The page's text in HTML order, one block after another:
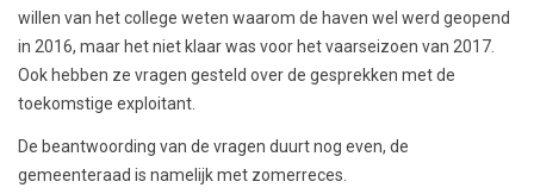
willen van het college weten waarom de haven wel werd geopend
in 2016, maar het niet klaar was voor het vaarseizoen van 2017.
Ook hebben ze vragen gesteld over de gesprekken met de
toekomstige exploitant.
De beantwoording van de vragen duurt nog even, de
gemeenteraad is namelijk met zomerreces.